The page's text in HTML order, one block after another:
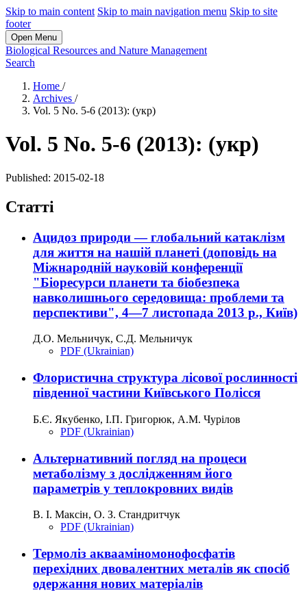
Skip to main content Skip to main navigation menu Skip to site
footer
Open Menu
Biological Resources and Nature Management
Search
Home /
Archives /
Vol. 5 No. 5-6 (2013): (укр)
Vol. 5 No. 5-6 (2013): (укр)
Published: 2015-02-18
Статті
Ацидоз природи — глобальний катаклізм
для життя на нашій планеті (доповідь на
Міжнародній науковій конференції
"Біоресурси планети та біобезпека
навколишнього середовища: проблеми та
перспективи", 4—7 листопада 2013 р., Київ)
Д.О. Мельничук, С.Д. Мельничук
PDF (Ukrainian)
Флористична структура лісової рослинності
південної частини Київського Полісся
Б.Є. Якубенко, І.П. Григорюк, А.М. Чурілов
PDF (Ukrainian)
Альтернативний погляд на процеси
метаболізму з дослідженням його
параметрів у теплокровних видів
В. І. Максін, О. З. Стандритчук
PDF (Ukrainian)
Термоліз аквааміномонофосфатів
перехідних двовалентних металів як спосіб
одержання нових матеріалів